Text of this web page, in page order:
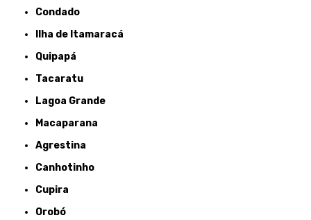
Condado
Ilha de Itamaracá
Quipapá
Tacaratu
Lagoa Grande
Macaparana
Agrestina
Canhotinho
Cupira
Orobó